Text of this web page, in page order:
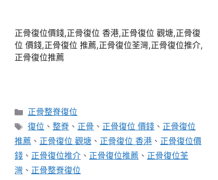
正骨復位價錢,正骨復位 香港,正骨復位 觀塘,正骨復
位 價錢,正骨復位 推薦,正骨復位荃灣,正骨復位推介,
正骨復位推薦
分
類
正骨整脊復位
標
籤
復位 、整脊 、 正骨 、 正骨復位 價錢 、 正骨復位
推薦 、 正骨復位 觀塘 、 正骨復位 香港 、 正骨復位價
錢 、 正骨復位推介 、 正骨復位推薦 、 正骨復位荃
灣 、 正骨整脊復位